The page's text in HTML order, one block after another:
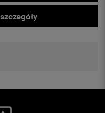
szczegóły